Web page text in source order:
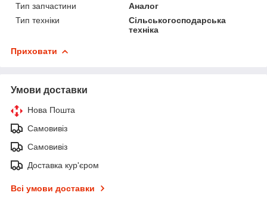
Тип запчастини
Аналог
Тип техніки
Сільськогосподарська
техніка
Приховати
Умови доставки
Нова Пошта
Самовивіз
Самовивіз
Доставка кур'єром
Всі умови доставки